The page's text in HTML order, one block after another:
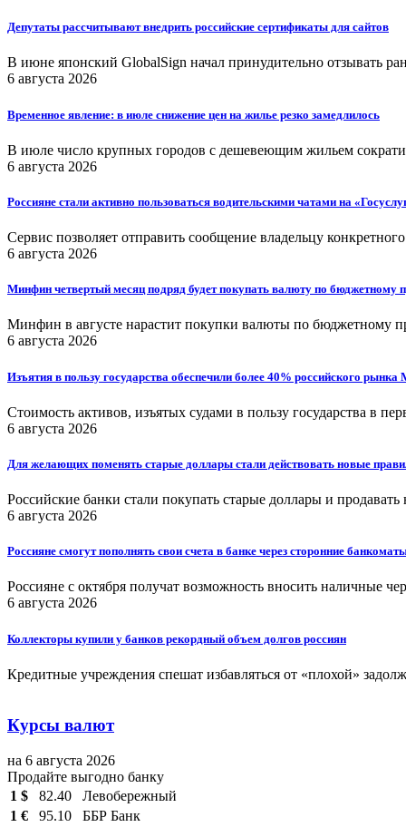
Депутаты рассчитывают внедрить российские сертификаты для сайтов
В июне японский GlobalSign начал принудительно отзывать
6 августа 2026
Временное явление: в июле снижение цен на жилье резко замедлилось
В июле число крупных городов с дешевеющим жильем
6 августа 2026
Россияне стали активно пользоваться водительскими чатами на
Сервис позволяет отправить сообщение владельцу
6 августа 2026
Минфин четвертый месяц подряд будет покупать валюту по бюджетному
Минфин в августе нарастит покупки валюты по бюджетному
6 августа 2026
Изъятия в пользу государства обеспечили более 40% российского рынка
Стоимость активов, изъятых судами в пользу государства в
6 августа 2026
Для желающих поменять старые доллары стали действовать новые
Российские банки стали покупать старые доллары и
6 августа 2026
Россияне смогут пополнять свои счета в банке через сторонние
Россияне с октября получат возможность вносить наличные
6 августа 2026
Коллекторы купили у банков рекордный объем долгов россиян
Кредитные учреждения спешат избавляться от «плохой»
Курсы валют
на 6 августа 2026
Продайте выгодно банку
1 $
82.40
Левобережный
1 €
95.10
ББР Банк